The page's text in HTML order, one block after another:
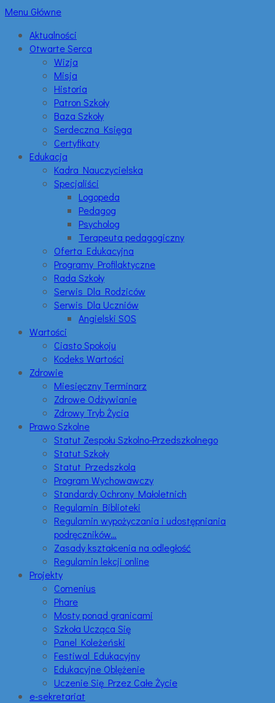
Menu Główne
Aktualności
Otwarte Serca
Wizja
Misja
Historia
Patron Szkoły
Baza Szkoły
Serdeczna Księga
Certyfikaty
Edukacja
Kadra Nauczycielska
Specjaliści
Logopeda
Pedagog
Psycholog
Terapeuta pedagogiczny
Oferta Edukacyjna
Programy Profilaktyczne
Rada Szkoły
Serwis Dla Rodziców
Serwis Dla Uczniów
Angielski SOS
Wartości
Ciasto Spokoju
Kodeks Wartości
Zdrowie
Miesięczny Terminarz
Zdrowe Odżywianie
Zdrowy Tryb Życia
Prawo Szkolne
Statut Zespołu Szkolno-Przedszkolnego
Statut Szkoły
Statut Przedszkola
Program Wychowawczy
Standardy Ochrony Małoletnich
Regulamin Biblioteki
Regulamin wypożyczania i udostępniania
podręczników…
Zasady kształcenia na odległość
Regulamin lekcji online
Projekty
Comenius
Phare
Mosty ponad granicami
Szkoła Ucząca Się
Panel Koleżeński
Festiwal Edukacyjny
Edukacyjne Oblężenie
Uczenie Się Przez Całe Życie
e-sekretariat